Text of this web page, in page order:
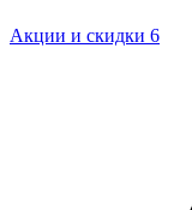
Акции и скидки 6